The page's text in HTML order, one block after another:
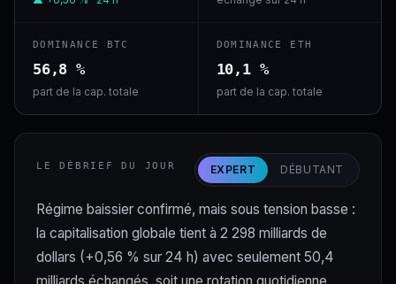
DOMINANCE BTC
56,8 %
part de la cap. totale
DOMINANCE ETH
10,1 %
part de la cap. totale
LE DÉBRIEF DU JOUR EXPERT DÉBUTANT
Régime baissier confirmé, mais sous tension basse :
la capitalisation globale tient à 2 298 milliards de
dollars (+0,56 % sur 24 h) avec seulement 50,4
milliards échangés, soit une rotation quotidienne